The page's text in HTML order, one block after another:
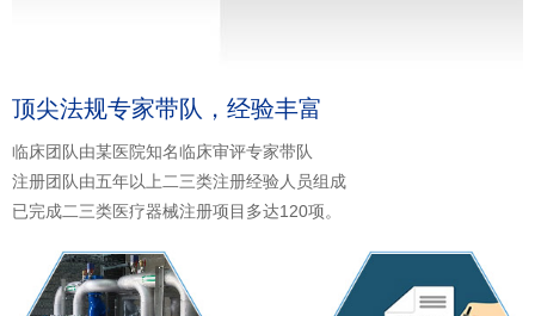
顶尖法规专家带队，经验丰富
临床团队由某医院知名临床审评专家带队
注册团队由五年以上二三类注册经验人员组成
已完成二三类医疗器械注册项目多达120项。